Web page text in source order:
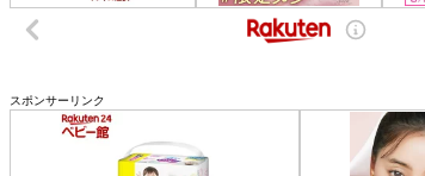
スポンサーリンク